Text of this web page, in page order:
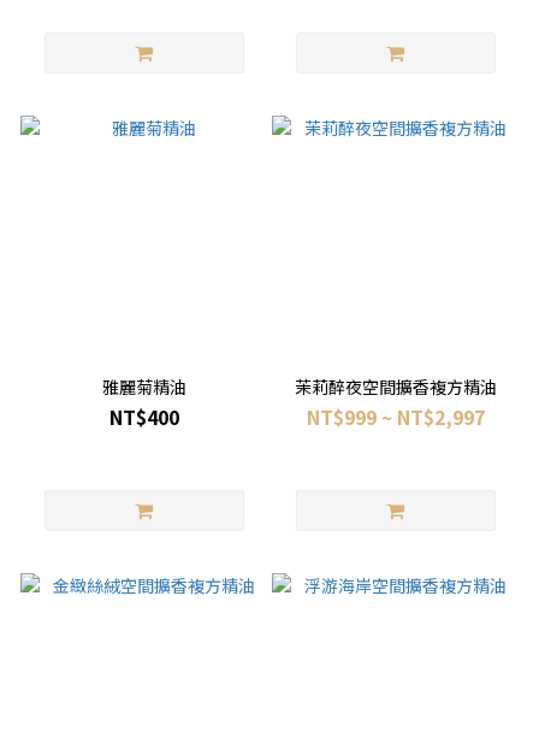
雅麗菊精油
NT$400
茉莉醉夜空間擴香複方精油
NT$999 ~ NT$2,997